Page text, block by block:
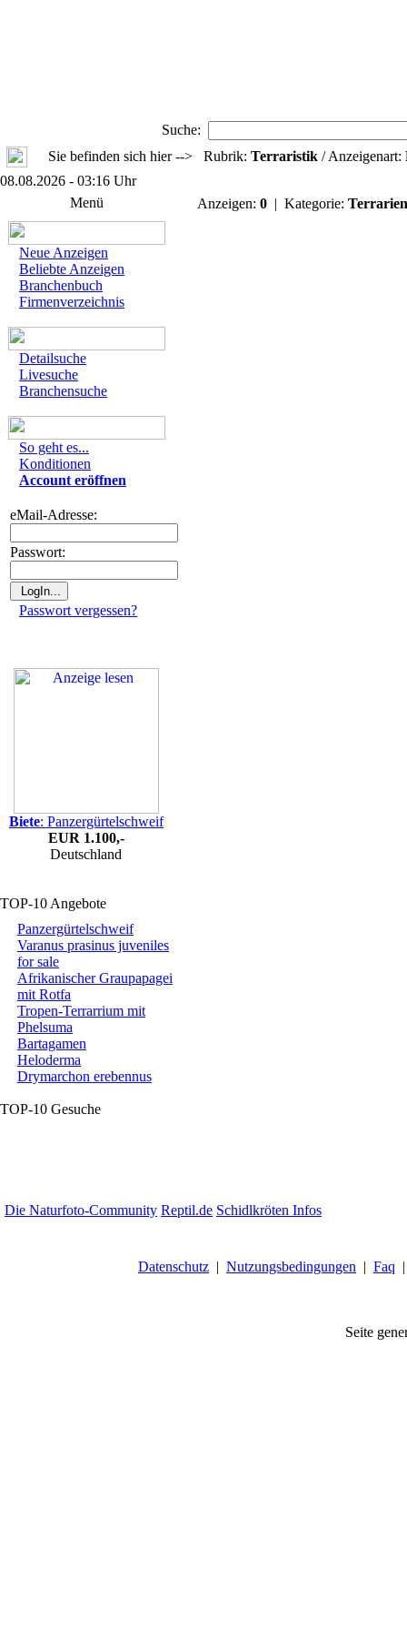
Suche:
Sie befinden sich hier --> Rubrik: Terraristik / Anzeigenart:
08.08.2026 - 03:16 Uhr
Menü
Neue Anzeigen
Beliebte Anzeigen
Branchenbuch
Firmenverzeichnis
Detailsuche
Livesuche
Branchensuche
So geht es...
Konditionen
Account eröffnen
eMail-Adresse:
Passwort:
Passwort vergessen?
Biete: Panzergürtelschweif
EUR 1.100,-
Deutschland
TOP-10 Angebote
Panzergürtelschweif
Varanus prasinus juveniles
for sale
Afrikanischer Graupapagei
mit Rotfa
Tropen-Terrarrium mit
Phelsuma
Bartagamen
Heloderma
Drymarchon erebennus
TOP-10 Gesuche
Anzeigen: 0 | Kategorie:
Die Naturfoto-Community Reptil.de Schidlkröten Infos
Datenschutz | Nutzungsbedingungen | Faq
Seite